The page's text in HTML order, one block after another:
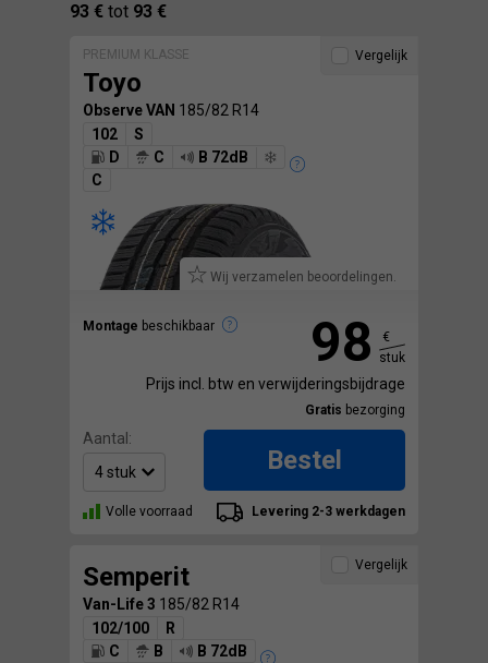
93 € tot 93 €
PREMIUM KLASSE
Toyo
Observe VAN 185/82 R14
102
S
D
C
B 72dB
C
Wij verzamelen beoordelingen.
Montage beschikbaar
Vergelijk
98
€
stuk
Prijs incl. btw en verwijderingsbijdrage
Gratis bezorging
Aantal:
Bestel
Volle voorraad Levering 2-3 werkdagen
Semperit
Van-Life 3 185/82 R14
102/100
R
C
B
B 72dB
Vergelijk